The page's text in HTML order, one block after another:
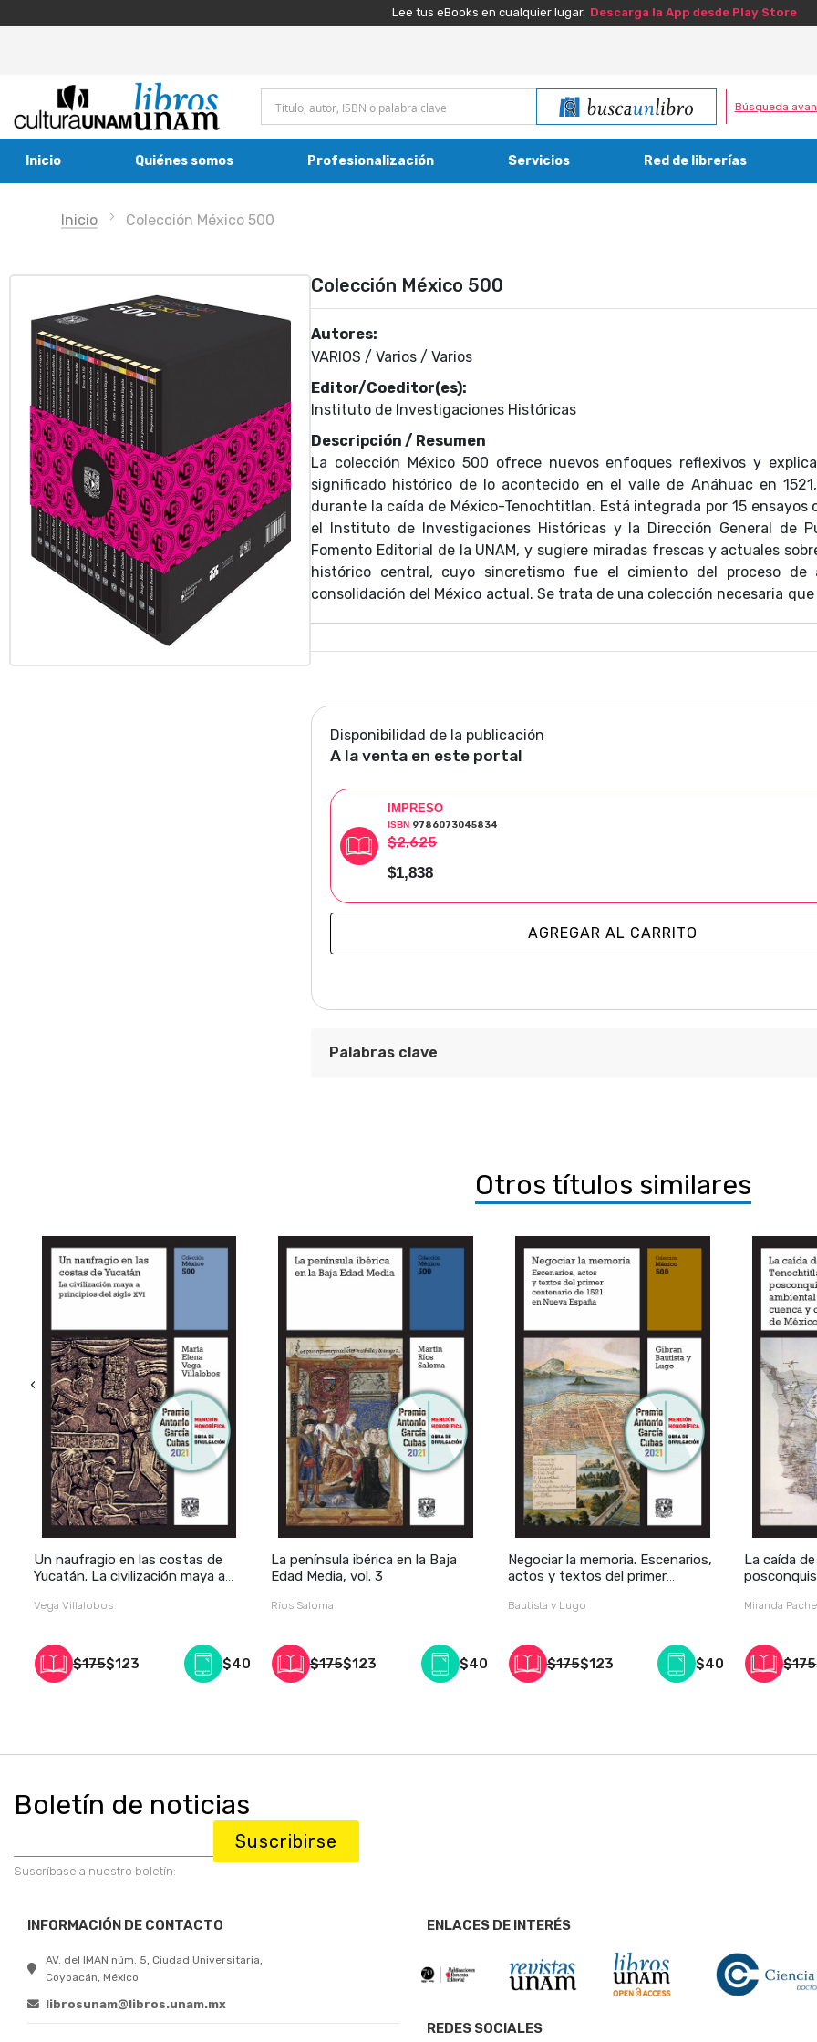
Lee tus eBooks en cualquier lugar. Descarga la App desde Play Store
Búsqueda
Inicio Quiénes somos Profesionalización Servicios Red de librerías
Inicio Colección México 500
Colección México 500
Autores:
VARIOS / Varios / Varios
Editor/Coeditor(es):
Instituto de Investigaciones Históricas
Descripción / Resumen
La colección México 500 ofrece nuevos enfoques reflexivos y
significado histórico de lo acontecido en el valle de Anáhuac en
durante la caída de México-Tenochtitlan. Está integrada por 15 ensayos
el Instituto de Investigaciones Históricas y la Dirección General de
Fomento Editorial de la UNAM, y sugiere miradas frescas y actuales
histórico central, cuyo sincretismo fue el cimiento del proceso de
consolidación del México actual. Se trata de una colección necesaria
día y el papel crucial de éstos en la vida pública de México y
Disponibilidad de la publicación
A la venta en este portal
IMPRESO
ISBN 9786073045834
$2,625
$1,838
AGREGAR AL CARRITO
Palabras clave
Instituto de Investigaciones HistóricasOtros títulos similares
Un naufragio en las costas de
Yucatán. La civilización maya a
Vega Villalobos
$175$123 $40
La península ibérica en la Baja
Edad Media, vol. 3
Ríos Saloma
$175$123 $40
Negociar la memoria. Escenarios,
actos y textos del primer
España, vol. 15
Bautista y Lugo
$175$123 $40
La caída
14
Miranda
$175
‹
Boletín de noticias
Suscríbase a nuestro boletín:
Suscribirse
INFORMACIÓN DE CONTACTO
AV. del IMAN núm. 5, Ciudad Universitaria,
Coyoacán, México
librosunam@libros.unam.mx
ENLACES DE INTERÉS
REDES SOCIALES